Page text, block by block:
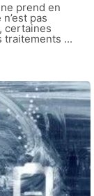
prend en
pas
certaines
traitements ...